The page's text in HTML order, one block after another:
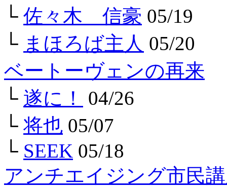
└ 佐々木 信豪 05/19
└ まほろば主人 05/20
ベートーヴェンの再来
└ 遂に！
04/26
└ 将也 05/07
└ SEEK 05/18
アンチエイジング市民